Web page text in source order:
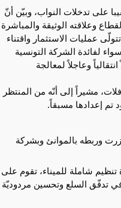
على تدخلات النواب، وبيّن أنّ
وعلاقته الوثيقة والمباشرة
عمليات الاستثمار واقتناء
لفائدة الشركة التونسية
وعاجلاً لمعالجة
مشيراً إلى أنّه من المنتظر
تم إعدادها مسبقاً.
وربطه بالموانئ وبشركة
تنظيم شاملة للميناء، تقوم على
في تدفّق السلع وتحسين مردوديّة